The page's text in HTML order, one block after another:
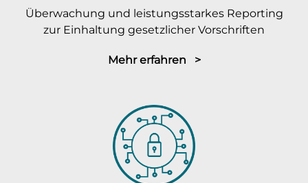
Überwachung und leistungsstarkes Reporting
zur Einhaltung gesetzlicher Vorschriften
Mehr erfahren >